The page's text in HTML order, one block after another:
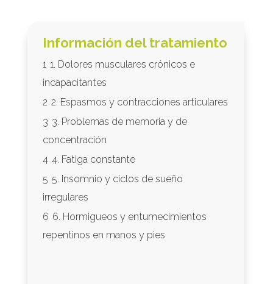
Información del tratamiento
1 1. Dolores musculares crónicos e
incapacitantes
2 2. Espasmos y contracciones articulares
3 3. Problemas de memoria y de
concentración
4 4. Fatiga constante
5 5. Insomnio y ciclos de sueño
irregulares
6 6. Hormigueos y entumecimientos
repentinos en manos y pies